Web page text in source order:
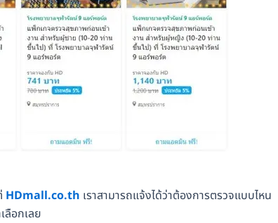
HDmall.co.th เราสามารถแจ้งได้ว่าต้องการตรวจแบบไหน
ลือกเลย